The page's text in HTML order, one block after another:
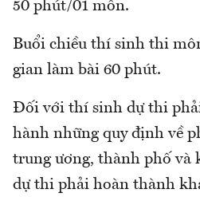
50 phút/01 môn.
Buổi chiều thí sinh thi
gian làm bài 60 phút.
Đối với thí sinh dự thi
hành những quy định về
trung ương, thành phố và
dự thi phải hoàn thành